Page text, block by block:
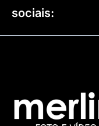
sociais: